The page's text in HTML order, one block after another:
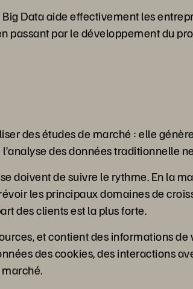
Data aide effectivement les
par le développement du
des études de marché : elle
des données traditionnelle
doivent de suivre le rythme. En la
les principaux domaines de
des clients est la plus forte.
et contient des informations
des cookies, des interactions